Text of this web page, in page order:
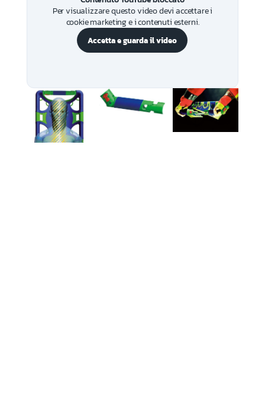
Per visualizzare questo video devi accettare i
cookie marketing e i contenuti esterni.
Accetta e guarda il video